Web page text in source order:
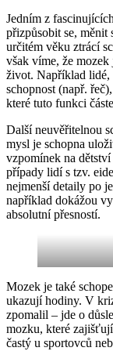
Jedním z
přizpůsobit se, měnit
určitém věku ztrácí
však víme, že mozek
život. Například lidé,
schopnost (např.
které tuto funkci
Další neuvěřitelnou
mysl je schopna
vzpomínek na
případy lidí s tzv.
nejmenší detaily po
například dokážou
absolutní přesností.
Mozek je také
ukazují hodiny. V
zpomalil – jde o
mozku, které
častý u sportovců